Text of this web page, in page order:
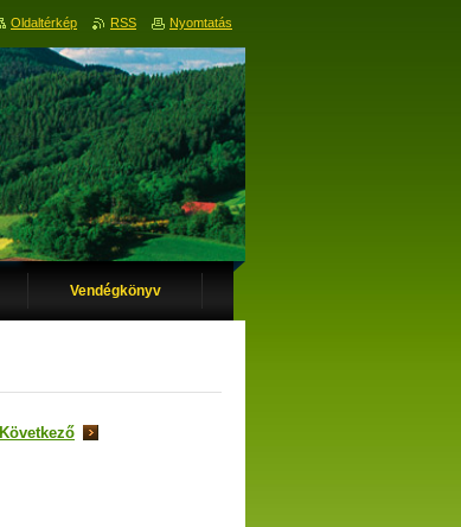
Vendégkönyv
Következő
Oldaltérkép RSS Nyomtatás